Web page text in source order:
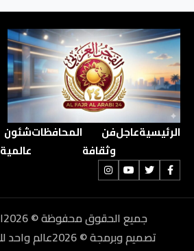
الرئيسيةعاجلفن
وثقافة
المحافظاتشئون
عالمية
جميع الحقوق محفوظة © 2026الفجر العربي 24
تصميم وبرمجة © 2026عالم واحد للإعلام والبرمجيات